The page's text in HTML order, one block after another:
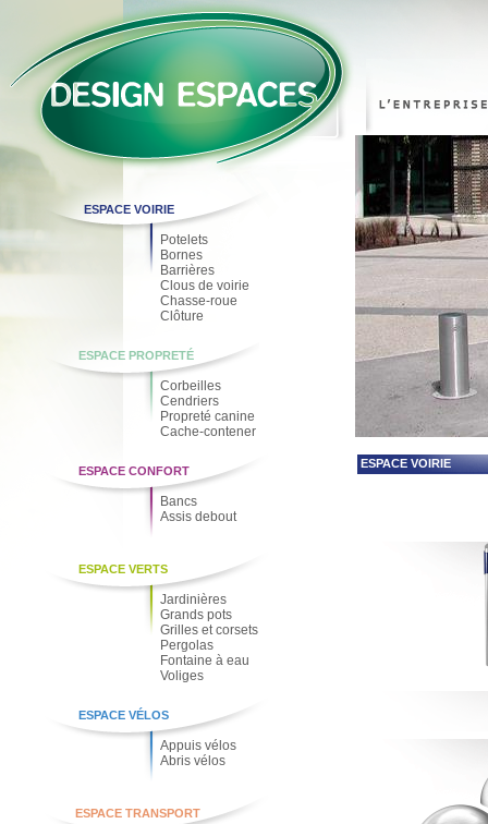
ESPACE VOIRIE
Potelets
Bornes
Barrières
Clous de voirie
Chasse-roue
Clôture
ESPACE PROPRETÉ
Corbeilles
Cendriers
Propreté canine
Cache-contener
ESPACE CONFORT
Bancs
Assis debout
ESPACE VERTS
Jardinières
Grands pots
Grilles et corsets
Pergolas
Fontaine à eau
Voliges
ESPACE VÉLOS
Appuis vélos
Abris vélos
ESPACE TRANSPORT
ESPACE VOIRIE